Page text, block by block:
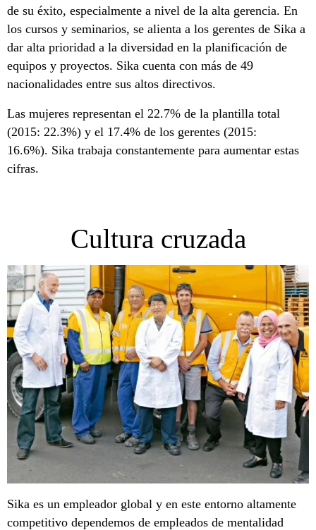
de su éxito, especialmente a nivel de la alta gerencia. En
los cursos y seminarios, se alienta a los gerentes de Sika a
dar alta prioridad a la diversidad en la planificación de
equipos y proyectos. Sika cuenta con más de 49
nacionalidades entre sus altos directivos.
Las mujeres representan el 22.7% de la plantilla total
(2015: 22.3%) y el 17.4% de los gerentes (2015:
16.6%). Sika trabaja constantemente para aumentar estas
cifras.
Cultura cruzada
Sika es un empleador global y en este entorno altamente
competitivo dependemos de empleados de mentalidad